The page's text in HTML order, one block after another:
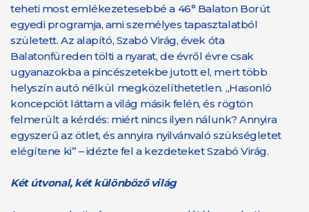
teheti most emlékezetesebbé a 46° Balaton Borút
egyedi programja, ami személyes tapasztalatból
született. Az alapító, Szabó Virág, évek óta
Balatonfüreden tölti a nyarat, de évről évre csak
ugyanazokba a pincészetekbe jutott el, mert több
helyszín autó nélkül megközelíthetetlen. „Hasonló
koncepciót láttam a világ másik felén, és rögtön
felmerült a kérdés: miért nincs ilyen nálunk? Annyira
egyszerű az ötlet, és annyira nyilvánvaló szükségletet
elégítene ki” – idézte fel a kezdeteket Szabó Virág.
Két útvonal, két különböző világ